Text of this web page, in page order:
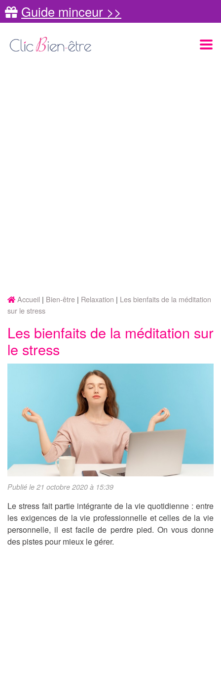
Guide minceur >>
Accueil Bien-être Relaxation
Les bienfaits de la méditation
sur le stress
Les bienfaits de la méditation sur
le stress
Publié le 21 octobre 2020 à 15:39
Le stress fait partie intégrante de la vie quotidienne : entre
les exigences de la vie professionnelle et celles de la vie
personnelle, il est facile de perdre pied. On vous donne
des pistes pour mieux le gérer.